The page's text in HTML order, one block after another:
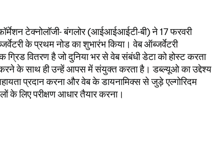
टेक्नोलॉजी- बंगलोर (आईआईआईटी-बी) ने 17 फरवरी
के प्रथम नोड का शुभारंभ किया। वेब ऑब्जर्वेटरी
वितरण है जो दुनिया भर से वेब संबंधी डेटा को होस्ट करता
के साथ ही उन्हें आपस में संयुक्त करता है। डब्ल्यूओ का उद्देश्य
प्रदान करना और वेब के डायनामिक्स से जुड़े एल्गोरिदम
के लिए परीक्षण आधार तैयार करना।